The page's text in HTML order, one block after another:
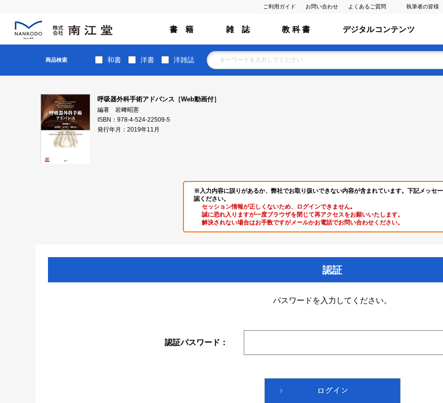
ご利用ガイド お問い合わせ よくあるご質問 執筆者の皆様
書 籍 雑 誌 教 科 書 デジタルコンテンツ
商品検索 和書 洋書 洋雑誌
呼吸器外科手術アドバンス［Web動画付］
編著 岩﨑昭憲
ISBN：978-4-524-22509-5
発行年月：2019年11月
※入力内容に誤りがあるか、弊社でお取り扱いできない内容が含まれています。下記メッセ
認ください。
セッション情報が正しくないため、ログインできません｡
誠に恐れ入りますが一度ブラウザを閉じて再アクセスをお願いいたします。
解決されない場合はお手数ですがメールかお電話でお問い合わせください。
認証
パスワードを入力してください。
認証パスワード：